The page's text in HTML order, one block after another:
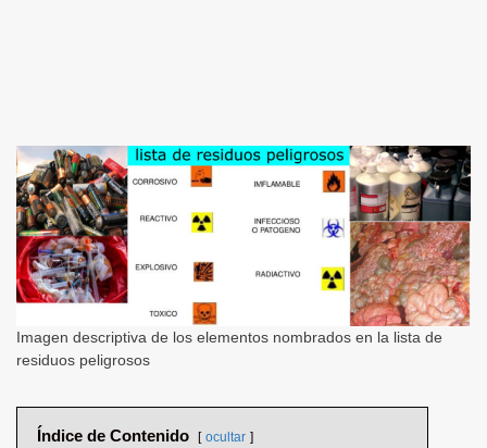
Imagen descriptiva de los elementos nombrados en la lista de
residuos peligrosos
Índice de Contenido ocultar